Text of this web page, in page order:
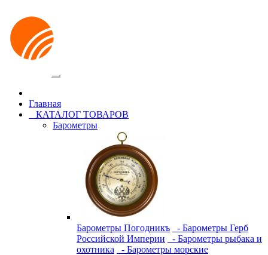
Главная
КАТАЛОГ ТОВАРОВ
Барометры
Барометры Погодникъ
- Барометры Герб
Российской Империи
- Барометры рыбака и
охотника
- Барометры морские